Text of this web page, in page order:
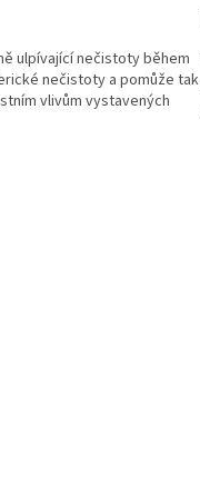
ulpívající nečistoty během
nečistoty a pomůže tak
vlivům vystavených